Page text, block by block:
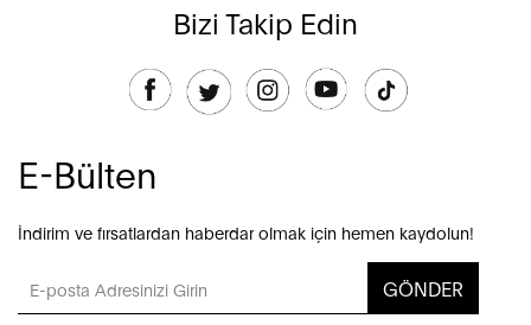
Bizi Takip Edin
E-Bülten
İndirim ve fırsatlardan haberdar olmak için hemen kaydolun!
GÖNDER